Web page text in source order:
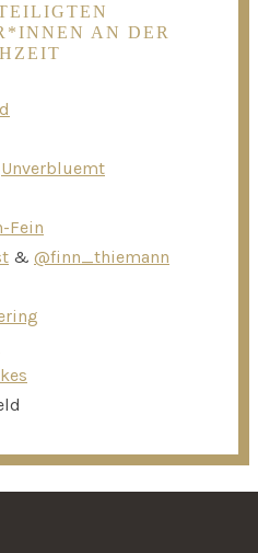
AN DER
Unverbluemt
Fein
& @finn_thiemann